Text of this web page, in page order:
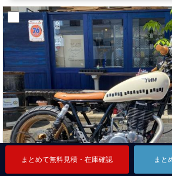
まとめて無料見積・在庫確認 まと
まとめて無料見積・在庫確認 まと
まとめて無料見積・在庫確認 まと